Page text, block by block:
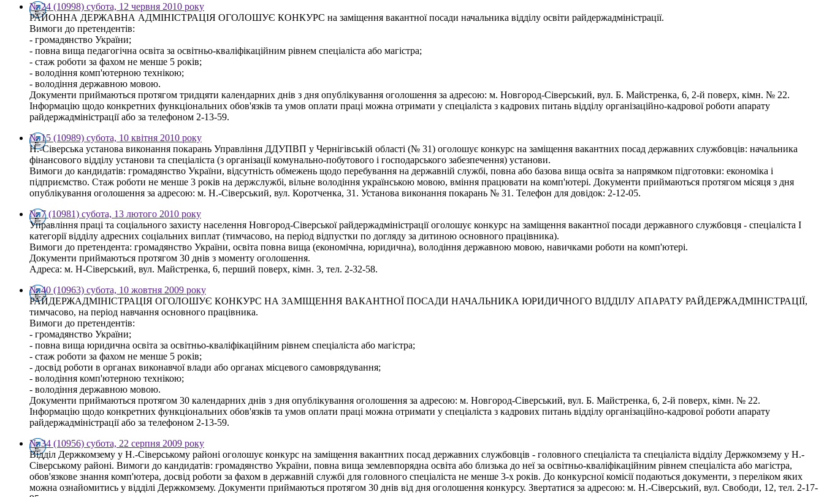
№ 24 (10998) субота, 12 червня 2010 року
РАЙОННА ДЕРЖАВНА АДМІНІСТРАЦІЯ ОГОЛОШУЄ КОНКУРС на заміщення вакантної посади начальника відділу освіти райдержадміністрації.
Вимоги до претендентів:
- громадянство України;
- повна вища педагогічна освіта за освітньо-кваліфікаційним рівнем спеціаліста або магістра;
- стаж роботи за фахом не менше 5 років;
- володіння комп'ютерною технікою;
- володіння державною мовою.
Документи приймаються протягом тридцяти календарних днів з дня опублікування оголошення за адресою: м. Новгород-Сіверський, вул. Б. Майстренка, 6, 2-й поверх, кімн. № 22.
Інформацію щодо конкретних функціональних обов'язків та умов оплати праці можна отримати у спеціаліста з кадрових питань відділу організаційно-кадрової роботи апарату
райдержадміністрації або за телефоном 2-13-59.
№ 15 (10989) субота, 10 квітня 2010 року
Н.-Сіверська установа виконання покарань Управління ДДУПВП у Чернігівській області (№ 31) оголошує конкурс на заміщення вакантних посад державних службовців: начальника
фінансового відділу установи та спеціаліста (з організації комунально-побутового і господарського забезпечення) установи.
Вимоги до кандидатів: громадянство України, відсутність обмежень щодо перебування на державній службі, повна або базова вища освіта за напрямком підготовки: економіка і
підприємство. Стаж роботи не менше 3 років на держслужбі, вільне володіння українською мовою, вміння працювати на комп'ютері. Документи приймаються протягом місяця з дня
опублікування оголошення за адресою: м. Н.-Сіверський, вул. Коротченка, 31. Установа виконання покарань № 31. Телефон для довідок: 2-12-05.
№ 7 (10981) субота, 13 лютого 2010 року
Управління праці та соціального захисту населення Новгород-Сіверської райдержадміністрації оголошує конкурс на заміщення вакантної посади державного службовця - спеціаліста І
категорії відділу адресних соціальних виплат (тимчасово, на період відпустки по догляду за дитиною основного працівника).
Вимоги до претендента: громадянство України, освіта повна вища (економічна, юридична), володіння державною мовою, навичками роботи на комп'ютері.
Документи приймаються протягом 30 днів з моменту оголошення.
Адреса: м. Н-Сіверський, вул. Майстренка, 6, перший поверх, кімн. 3, тел. 2-32-58.
№ 40 (10963) субота, 10 жовтня 2009 року
РАЙДЕРЖАДМІНІСТРАЦІЯ ОГОЛОШУЄ КОНКУРС НА ЗАМІЩЕННЯ ВАКАНТНОЇ ПОСАДИ НАЧАЛЬНИКА ЮРИДИЧНОГО ВІДДІЛУ АПАРАТУ РАЙДЕРЖАДМІНІСТРАЦІЇ,
тимчасово, на період навчання основного працівника.
Вимоги до претендентів:
- громадянство України;
- повна вища юридична освіта за освітньо-кваліфікаційним рівнем спеціаліста або магістра;
- стаж роботи за фахом не менше 5 років;
- досвід роботи в органах виконавчої влади або органах місцевого самоврядування;
- володіння комп'ютерною технікою;
- володіння державною мовою.
Документи приймаються протягом 30 календарних днів з дня опублікування оголошення за адресою: м. Новгород-Сіверський, вул. Б. Майстренка, 6, 2-й поверх, кімн. № 22.
Інформацію щодо конкретних функціональних обов'язків та умов оплати праці можна отримати у спеціаліста з кадрових питань відділу організаційно-кадрової роботи апарату
райдержадміністрації або за телефоном 2-13-59.
№ 34 (10956) субота, 22 серпня 2009 року
Відділ Держкомзему у Н.-Сіверському районі оголошує конкурс на заміщення вакантних посад державних службовців - головного спеціаліста та спеціаліста відділу Держкомзему у Н.-
Сіверському районі. Вимоги до кандидатів: громадянство України, повна вища землевпорядна освіта або близька до неї за освітньо-кваліфікаційним рівнем спеціаліста або магістра,
обов'язкове знання комп'ютера, досвід роботи за фахом в державній службі для головного спеціаліста не менше 3-х років. До конкурсної комісії подаються документи, з переліком яких
можна ознайомитись у відділі Держкомзему. Документи приймаються протягом 30 днів від дня оголошення конкурсу. Звертатися за адресою: м. Н.-Сіверський, вул. Свободи, 12, тел. 2-17-